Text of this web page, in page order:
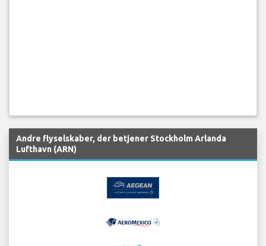
Andre flyselskaber, der betjener Stockholm Arlanda
Lufthavn (ARN)